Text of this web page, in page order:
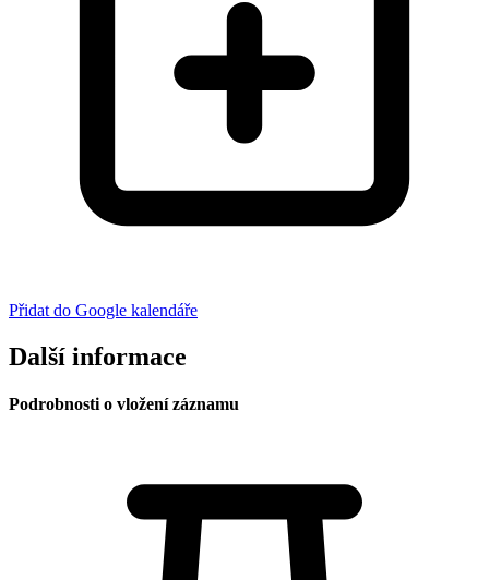
Přidat do Google kalendáře
Další informace
Podrobnosti o vložení záznamu